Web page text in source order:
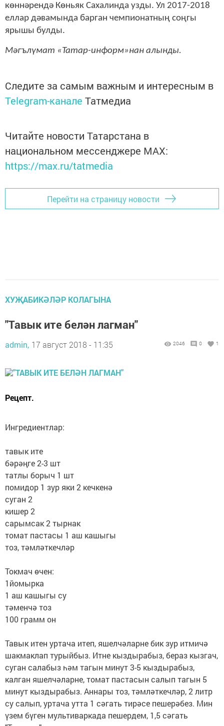
көннәрендә Көньяк Сахалинда узды. Ул 2017-2018
еллар дәвамында барган чемпионатның соңгы
ярышы булды.
Мәгълүмат «Татар-информ»нан алынды.
Следите за самым важным и интересным в
Telegram-канале Татмедиа
Читайте новости Татарстана в
национальном мессенджере MАХ:
https://max.ru/tatmedia
Перейти на страницу новости
ХУҖАБИКӘЛӘР КОЛАГЫНА
"Тавык ите белән лагман"
admin, 17 август 2018 - 11:35 2046 0 1
Рецепт.
Ингредиентлар:
тавык ите
бәрәңге 2-3 шт
татлы борыч 1 шт
помидор 1 зур яки 2 кечкенә
суган 2
кишер 2
сарымсак 2 тырнак
томат пастасы 1 аш кашыгы
тоз, тәмләткечләр
Токмач өчен:
1йомырка
1 аш кашыгы су
тәменчә тоз
100 грамм он
Тавык итен уртача итеп, яшелчәларне бик зур итмичә
шакмаклап турыйбыз. Итне кыздырабыз, бераз кызгач,
суган салабыз һәм тагын минут 3-5 кыздырабыз,
калган яшелчәларне, томат пастасын салып тагын 5
минут кыздырабыз. Аннары тоз, тәмләткечләр, 2 литр
су салып, уртача утта 1 сәгать тирәсе пешерәбез. Мин
үзем бүген мультиваркада пешердем, 1,5 сәгать